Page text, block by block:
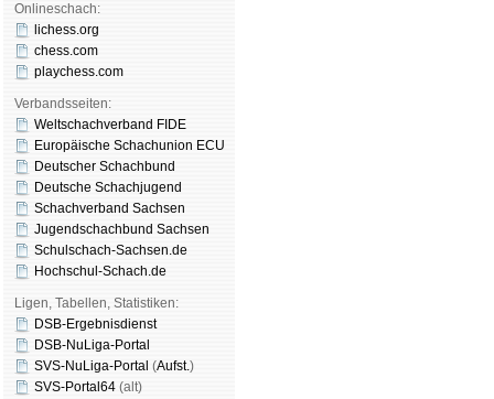
Onlineschach:
lichess.org
chess.com
playchess.com
Verbandsseiten:
Weltschachverband FIDE
Europäische Schachunion ECU
Deutscher Schachbund
Deutsche Schachjugend
Schachverband Sachsen
Jugendschachbund Sachsen
Schulschach-Sachsen.de
Hochschul-Schach.de
Ligen, Tabellen, Statistiken:
DSB-Ergebnisdienst
DSB-NuLiga-Portal
SVS-NuLiga-Portal (Aufst.)
SVS-Portal64 (alt)